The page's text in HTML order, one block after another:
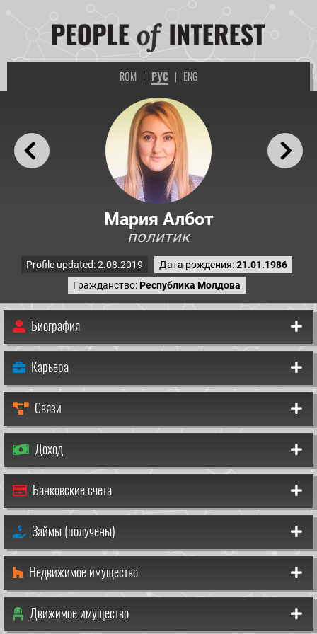
ROM | РУС | ENG
Мария Албот
политик
Profile updated: 2.08.2019 Дата рождения:21.01.1986
Гражданство:Республика Молдова
Биография
Карьера
Связи
Доход
Банковские счета
Займы (получены)
Недвижимое имущество
Движимое имущество